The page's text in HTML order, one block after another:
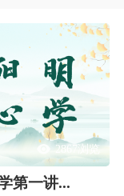
2867浏览
第一讲...